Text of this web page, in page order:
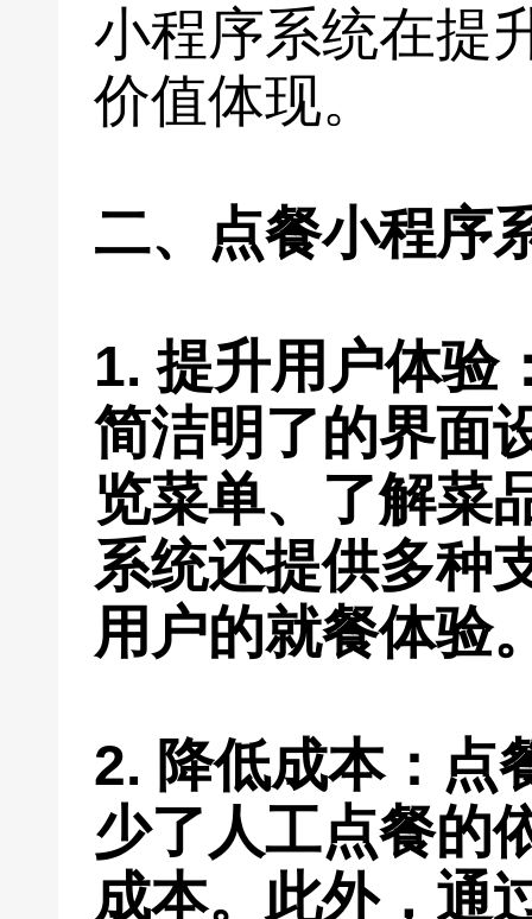
小程序系统在提
价值体现。
二、点餐小程序
1. 提升用户体验
简洁明了的界面
览菜单、了解菜
系统还提供多种
用户的就餐体验
2. 降低成本：点
少了人工点餐的
成本。此外，通